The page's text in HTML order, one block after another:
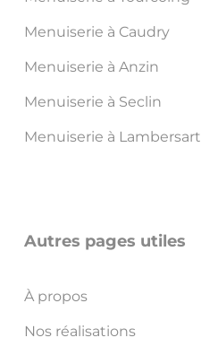
Menuiserie à Caudry
Menuiserie à Anzin
Menuiserie à Seclin
Menuiserie à Lambersart
Autres pages utiles
À propos
Nos réalisations